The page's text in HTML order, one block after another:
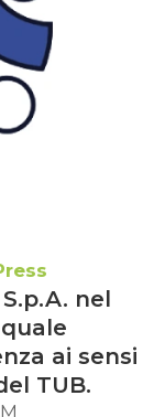
nel
ai sensi
TUB.